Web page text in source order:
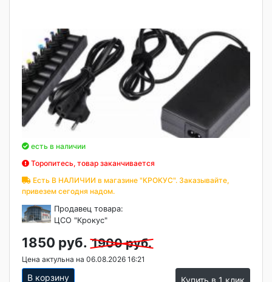
есть в наличии
Торопитесь, товар заканчивается
Есть В НАЛИЧИИ в магазине "КРОКУС". Заказывайте,
привезем сегодня надом.
Продавец товара:
ЦСО "Крокус"
1850 руб. 1900 руб.
Цена актульна на 06.08.2026 16:21
В корзину Купить в 1 клик